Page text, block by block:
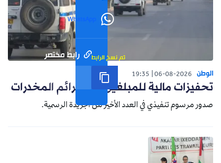
WhatsApp
رابط مختصر تم نسخ الرابط
الوطن 06-08-2026
19:35
تحفيزات مالية للمبلغين عن جرائم المخدرات
صدور مرسوم تنفيذي في العدد الأخير من الجريدة الرسمية.